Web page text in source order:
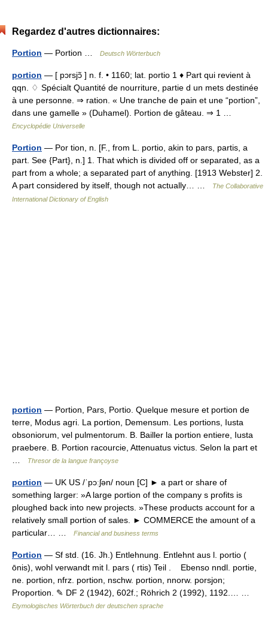
Regardez d'autres dictionnaires:
Portion — Portion … Deutsch Wörterbuch
portion — [ pɔrsjɔ̃ ] n. f. • 1160; lat. portio 1 ♦ Part qui revient à
qqn. ♢ Spécialt Quantité de nourriture, partie d un mets destinée
à une personne. ⇒ ration. « Une tranche de pain et une “portion”,
dans une gamelle » (Duhamel). Portion de gâteau. ⇒ 1 …
Encyclopédie Universelle
Portion — Por tion, n. [F., from L. portio, akin to pars, partis, a
part. See {Part}, n.] 1. That which is divided off or separated, as a
part from a whole; a separated part of anything. [1913 Webster] 2.
A part considered by itself, though not actually… …
The Collaborative
International Dictionary of English
portion — Portion, Pars, Portio. Quelque mesure et portion de
terre, Modus agri. La portion, Demensum. Les portions, Iusta
obsoniorum, vel pulmentorum. B. Bailler la portion entiere, Iusta
praebere. B. Portion racourcie, Attenuatus victus. Selon la part et
Thresor de la langue françoyse
portion — UK US /ˈpɔːʃən/ noun [C] ► a part or share of
something larger: »A large portion of the company s profits is
ploughed back into new projects. »These products account for a
relatively small portion of sales. ► COMMERCE the amount of a
particular… …
Financial and business terms
Portion — Sf std. (16. Jh.) Entlehnung. Entlehnt aus l. portio (
ōnis), wohl verwandt mit l. pars ( rtis) Teil . Ebenso nndl. portie,
ne. portion, nfrz. portion, nschw. portion, nnorw. porsjon;
Proportion. ✎ DF 2 (1942), 602f.; Röhrich 2 (1992), 1192.… …
Etymologisches Wörterbuch der deutschen sprache